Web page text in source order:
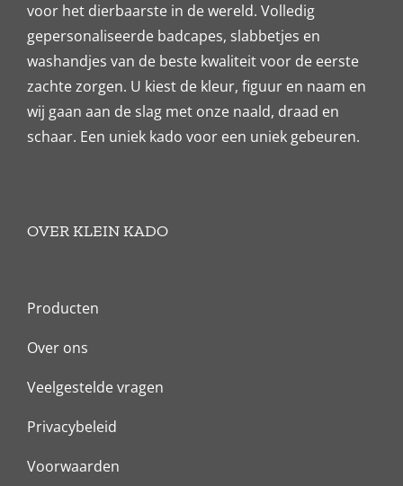
voor het dierbaarste in de wereld. Volledig
gepersonaliseerde badcapes, slabbetjes en
washandjes van de beste kwaliteit voor de eerste
zachte zorgen. U kiest de kleur, figuur en naam en
wij gaan aan de slag met onze naald, draad en
schaar. Een uniek kado voor een uniek gebeuren.
OVER KLEIN KADO
Producten
Over ons
Veelgestelde vragen
Privacybeleid
Voorwaarden